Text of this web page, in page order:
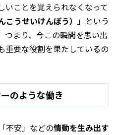
いことを覚えられなくなって
うせいけんぼう）
」という
つまり、今この瞬間を思い出
重要な役割を果たしているの
のような働き
不安」などの情動を生み出す